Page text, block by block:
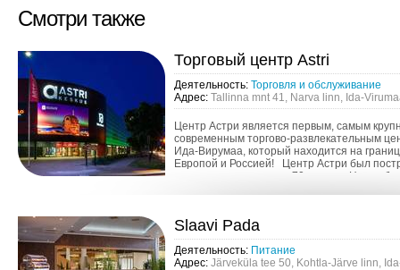
Смотри также
Торговый центр Astri
Деятельность: Торговля и обслуживание
Адрес: Tallinna mnt 41, Narva linn, Ida-
Центр Астри является первым, самым
современным торгово-развлекательным
Ида-Вирумаа, который находится на
Европой и Россией! Центр Астри был
прошлом веке, в конце 70-х годов. Центр
Slaavi Pada
Деятельность: Питание
Адрес: Järveküla tee 50, Kohtla-Järve linn,